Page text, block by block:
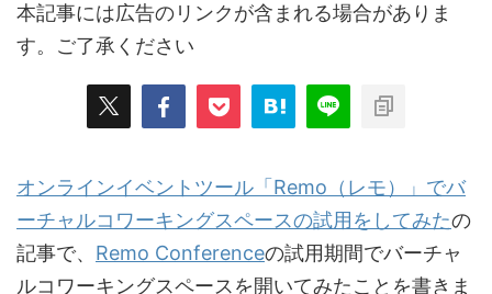
本記事には広告のリンクが含まれる場合がありま
す。ご了承ください
オンラインイベントツール「Remo（レモ）」でバ
ーチャルコワーキングスペースの試用をしてみたの
記事で、 Remo Conferenceの試用期間でバーチャ
ルコワーキングスペースを開いてみたことを書きま